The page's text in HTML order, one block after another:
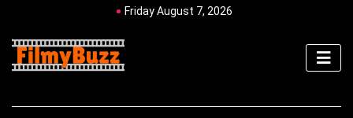
Friday August 7, 2026